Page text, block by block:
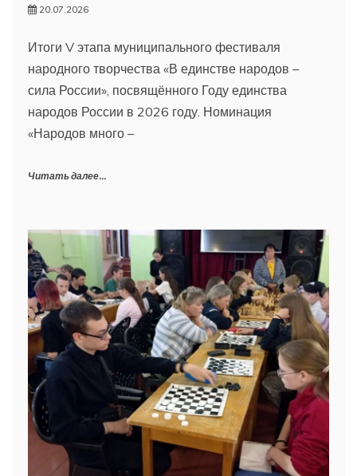
20.07.2026
Итоги V этапа муниципального фестиваля
народного творчества «В единстве народов –
сила России», посвящённого Году единства
народов России в 2026 году. Номинация
«Народов много –
Читать далее...